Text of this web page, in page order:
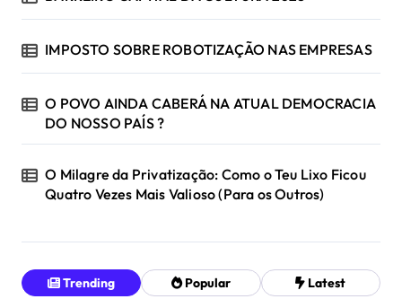
IMPOSTO SOBRE ROBOTIZAÇÃO NAS EMPRESAS
O POVO AINDA CABERÁ NA ATUAL DEMOCRACIA
DO NOSSO PAÍS ?
O Milagre da Privatização: Como o Teu Lixo Ficou
Quatro Vezes Mais Valioso (Para os Outros)
Trending Popular Latest